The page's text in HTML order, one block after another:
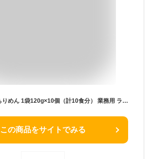
【クール】 ちりちりめん 1袋120g×10個（計10食分） 業務用 ラーメン 中華麺 生麺 極細 ちぢれ麺 早ゆで 青森 津軽 高砂食品 送料無料
この商品をサイトでみる